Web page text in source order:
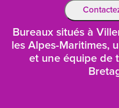
Bureaux situés à
les Alpes-Maritimes,
et une équipe de